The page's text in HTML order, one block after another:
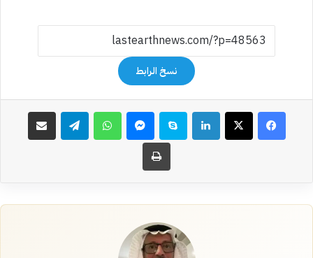
نسخ الرابط
فيسبوك‫X لينكدإن سكايب ماسنجر واتساب تيلقرام مشاركة عبر البريد
طباعة